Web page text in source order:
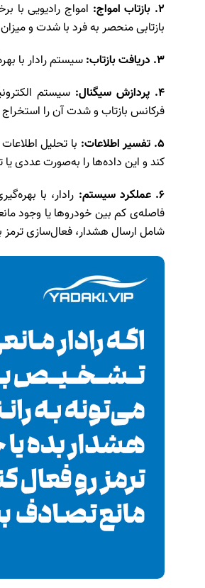
2. بازتاب امواج:
امواج رادیویی با
بازتابی منحصر به فرد با شدت و
3. دریافت بازتاب:
سیستم رادار با
4. پردازش سیگنال:
سیستم
فرکانس بازتاب و شدت آن را
5. تفسیر اطلاعات:
با تحلیل
کند و این داده‌ها را به‌صورت عددی
6. عملکرد سیستم:
رادار، با
فاصله‌ی کم بین خودروها یا وجود
شامل ارسال هشدار، فعال‌سازی